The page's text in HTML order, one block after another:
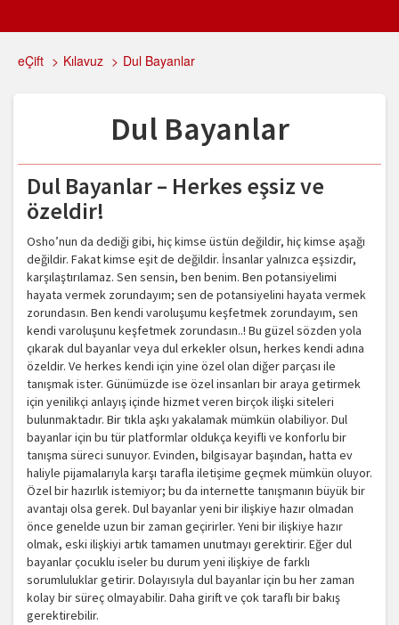
eÇift > Kılavuz > Dul Bayanlar
Dul Bayanlar
Dul Bayanlar – Herkes eşsiz ve
özeldir!
Osho’nun da dediği gibi, hiç kimse üstün değildir, hiç kimse aşağı
değildir. Fakat kimse eşit de değildir. İnsanlar yalnızca eşsizdir,
karşılaştırılamaz. Sen sensin, ben benim. Ben potansiyelimi
hayata vermek zorundayım; sen de potansiyelini hayata vermek
zorundasın. Ben kendi varoluşumu keşfetmek zorundayım, sen
kendi varoluşunu keşfetmek zorundasın..! Bu güzel sözden yola
çıkarak dul bayanlar veya dul erkekler olsun, herkes kendi adına
özeldir. Ve herkes kendi için yine özel olan diğer parçası ile
tanışmak ister. Günümüzde ise özel insanları bir araya getirmek
için yenilikçi anlayış içinde hizmet veren birçok ilişki siteleri
bulunmaktadır. Bir tıkla aşkı yakalamak mümkün olabiliyor. Dul
bayanlar için bu tür platformlar oldukça keyifli ve konforlu bir
tanışma süreci sunuyor. Evinden, bilgisayar başından, hatta ev
haliyle pijamalarıyla karşı tarafla iletişime geçmek mümkün oluyor.
Özel bir hazırlık istemiyor; bu da internette tanışmanın büyük bir
avantajı olsa gerek. Dul bayanlar yeni bir ilişkiye hazır olmadan
önce genelde uzun bir zaman geçirirler. Yeni bir ilişkiye hazır
olmak, eski ilişkiyi artık tamamen unutmayı gerektirir. Eğer dul
bayanlar çocuklu iseler bu durum yeni ilişkiye de farklı
sorumluluklar getirir. Dolayısıyla dul bayanlar için bu her zaman
kolay bir süreç olmayabilir. Daha girift ve çok taraflı bir bakış
gerektirebilir.